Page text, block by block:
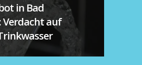
in Bad
Verdacht auf